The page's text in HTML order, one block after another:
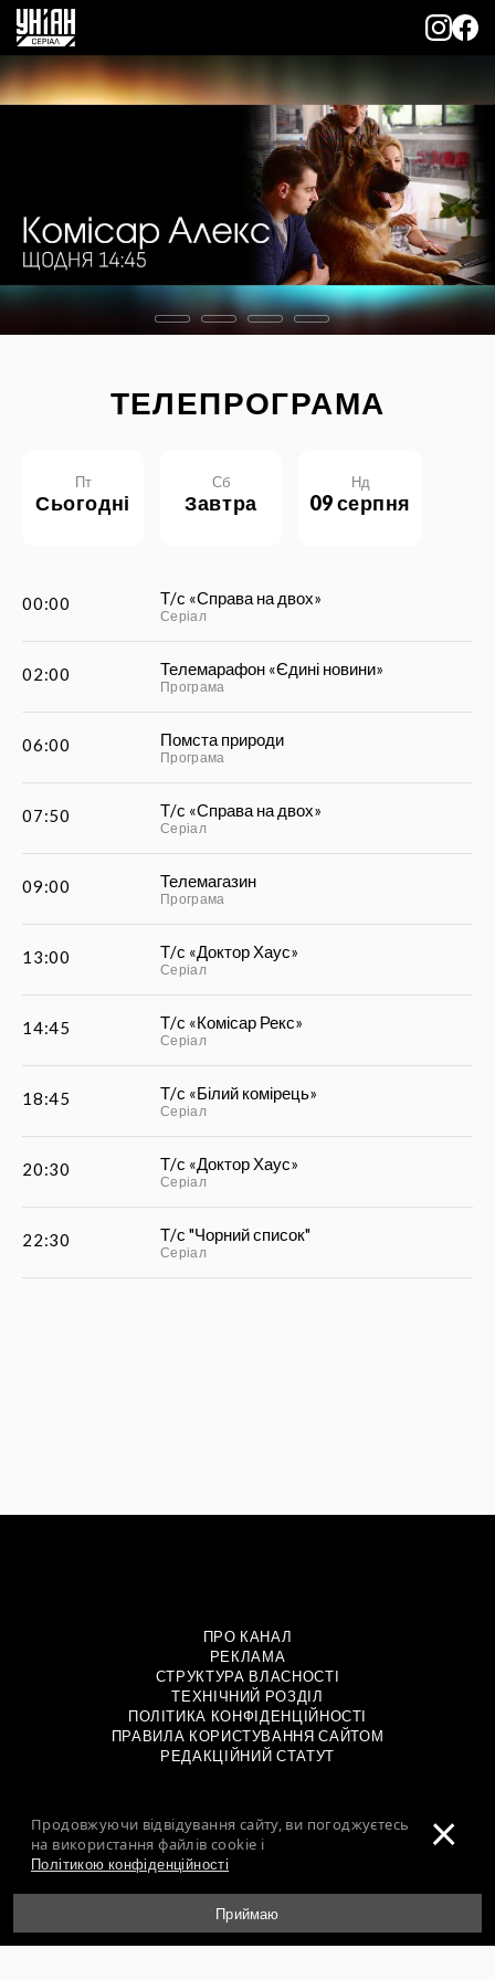
ТЕЛЕПРОГРАМА
Пт
сьогодні
Сб
завтра
Нд
09 серпня
00:00 Т/с «Справа на двох»
Серіал
02:00 Телемарафон «Єдині новини»
Програма
06:00 Помста природи
Програма
07:50 Т/с «Справа на двох»
Серіал
09:00 Телемагазин
Програма
13:00 Т/с «Доктор Хаус»
Серіал
14:45 Т/с «Комісар Рекс»
Серіал
18:45 Т/с «Білий комірець»
Серіал
20:30 Т/с «Доктор Хаус»
Серіал
22:30 Т/с "Чорний список"
Серіал
ПРО КАНАЛ
РЕКЛАМА
СТРУКТУРА ВЛАСНОСТІ
ТЕХНІЧНИЙ РОЗДІЛ
ПОЛІТИКА КОНФІДЕНЦІЙНОСТІ
ПРАВИЛА КОРИСТУВАННЯ САЙТОМ
РЕДАКЦІЙНИЙ СТАТУТ
ТОВАРИСТВО З ОБМЕЖЕНОЮ ВІДПОВІДАЛЬНІСТЮ
«ДІДЖИВАН»
УКРАЇНА, 04080, М. КИЇВ, ВУЛ. КИРИЛІВСЬКА, 23
ТЕЛЕФОН: +38 044 490 0101
unian.info@1plus1.tv
ІДЕНТИФІКАТОР МЕДІА – L10-00478, R10-01729
Продовжуючи відвідування сайту, ви погоджуєтесь
на використання файлів cookie і
Політикою конфіденційності
Приймаю
×